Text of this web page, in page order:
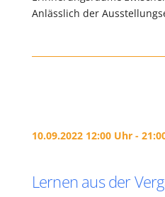
Anlässlich der
10.09.2022 12:00 Uhr -
Lernen aus der